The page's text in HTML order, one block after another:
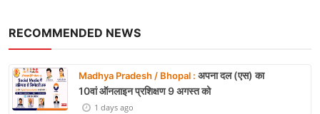
RECOMMENDED NEWS
Madhya Pradesh / Bhopal : अपना दल (एस) का
10वां ऑनलाइन प्रशिक्षण 9 अगस्त को
1 days ago